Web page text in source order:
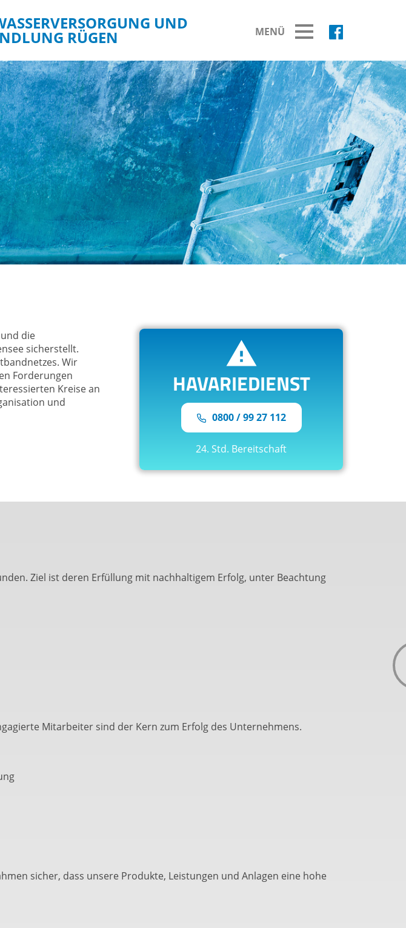
UND
RÜGEN MENÜ
ABWASSER
Abwasserbehandlung
Kläranlagen
Abfuhr von Kleinkläranlagen
Klärschlammverwertung
Fördermittelprojekte
BREITBAND
Ausbau Breitbandnetz
Fortschritt Breitbandausbau
Fördermittelprojekte
Übersicht Fördermittelprojekte
Ausschreibungen
Hinweise zur Gebührenerhöhung ab
1.1.2026
die
sicherstellt.
Wir
Forderungen
Kreise an
und
HAVARIEDIENST
0800 / 99 27 112
24. Std. Bereitschaft
Ziel ist deren Erfüllung mit nachhaltigem Erfolg, unter Beachtung
Mitarbeiter sind der Kern zum Erfolg des Unternehmens.
sicher, dass unsere Produkte, Leistungen und Anlagen eine hohe